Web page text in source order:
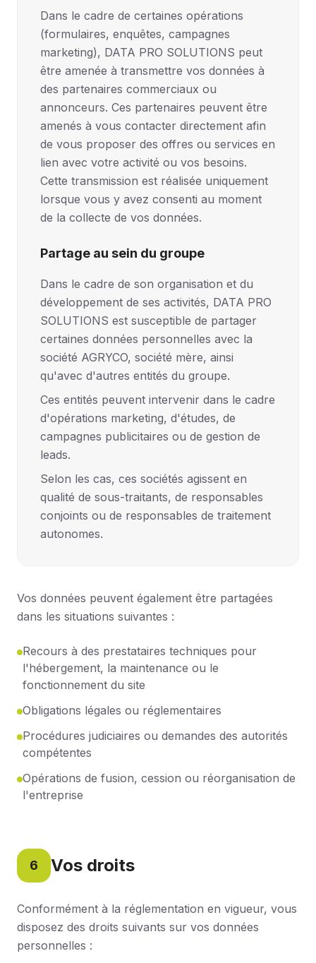
Dans le cadre de certaines opérations
(formulaires, enquêtes, campagnes
marketing), DATA PRO SOLUTIONS peut
être amenée à transmettre vos données à
des partenaires commerciaux ou
annonceurs. Ces partenaires peuvent être
amenés à vous contacter directement afin
de vous proposer des offres ou services en
lien avec votre activité ou vos besoins.
Cette transmission est réalisée uniquement
lorsque vous y avez consenti au moment
de la collecte de vos données.
Partage au sein du groupe
Dans le cadre de son organisation et du
développement de ses activités, DATA PRO
SOLUTIONS est susceptible de partager
certaines données personnelles avec la
société AGRYCO, société mère, ainsi
qu'avec d'autres entités du groupe.
Ces entités peuvent intervenir dans le cadre
d'opérations marketing, d'études, de
campagnes publicitaires ou de gestion de
leads.
Selon les cas, ces sociétés agissent en
qualité de sous-traitants, de responsables
conjoints ou de responsables de traitement
autonomes.
Vos données peuvent également être partagées
dans les situations suivantes :
Recours à des prestataires techniques pour
l'hébergement, la maintenance ou le
fonctionnement du site
Obligations légales ou réglementaires
Procédures judiciaires ou demandes des autorités
compétentes
Opérations de fusion, cession ou réorganisation de
l'entreprise
6 Vos droits
Conformément à la réglementation en vigueur, vous
disposez des droits suivants sur vos données
personnelles :